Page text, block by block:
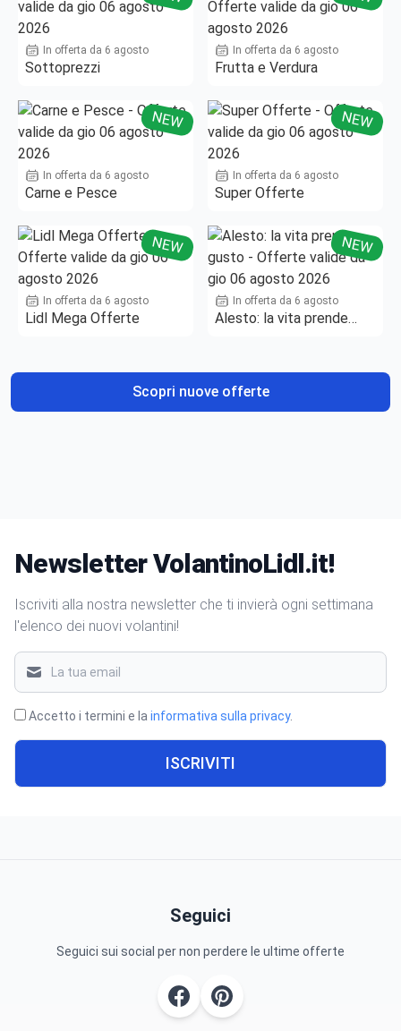
In offerta da 6 agosto
Sottoprezzi
In offerta da 6 agosto
Frutta e Verdura
NEW
In offerta da 6 agosto
Carne e Pesce
NEW
In offerta da 6 agosto
Super Offerte
NEW
In offerta da 6 agosto
Lidl Mega Offerte
NEW
In offerta da 6 agosto
Alesto: la vita prende
Scopri nuove offerte
Newsletter VolantinoLidl.it!
Iscriviti alla nostra newsletter che ti invierà ogni settimana
l'elenco dei nuovi volantini!
Accetto i termini e la informativa sulla privacy.
ISCRIVITI
Seguici
Seguici sui social per non perdere le ultime offerte